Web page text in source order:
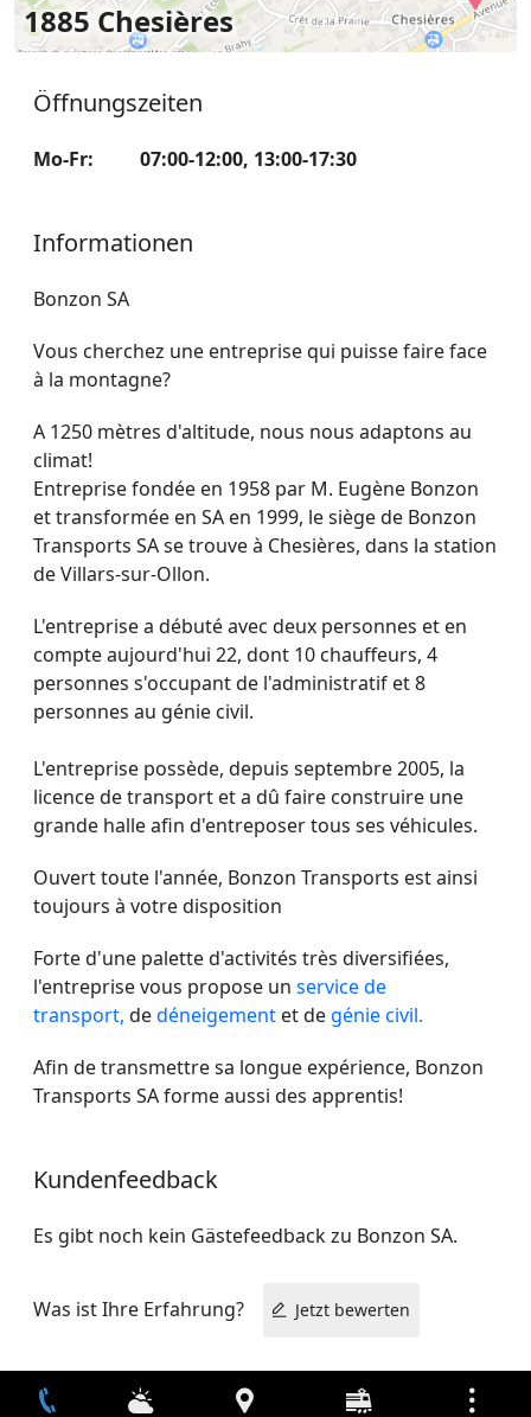
1885 Chesières
Öffnungszeiten
Mo-Fr: 07:00-12:00, 13:00-17:30
Informationen
Bonzon SA
Vous cherchez une entreprise qui puisse faire face
à la montagne?
A 1250 mètres d'altitude, nous nous adaptons au
climat!
Entreprise fondée en 1958 par M. Eugène Bonzon
et transformée en SA en 1999, le siège de Bonzon
Transports SA se trouve à Chesières, dans la station
de Villars-sur-Ollon.
L'entreprise a débuté avec deux personnes et en
compte aujourd'hui 22, dont 10 chauffeurs, 4
personnes s'occupant de l'administratif et 8
personnes au génie civil.
L'entreprise possède, depuis septembre 2005, la
licence de transport et a dû faire construire une
grande halle afin d'entreposer tous ses véhicules.
Ouvert toute l'année, Bonzon Transports est ainsi
toujours à votre disposition
Forte d'une palette d'activités très diversifiées,
l'entreprise vous propose un service de
transport, dedéneigement et degénie civil.
Afin de transmettre sa longue expérience, Bonzon
Transports SA forme aussi des apprentis!
Kundenfeedback
Es gibt noch kein Gästefeedback zu Bonzon SA.
Was ist Ihre Erfahrung? Jetzt bewerten